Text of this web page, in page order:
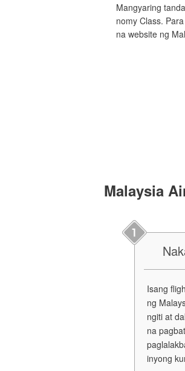
Mangyaring
nomy Class.
na website ng
Malaysia
Isang
ng
ngiti at
na
inyong